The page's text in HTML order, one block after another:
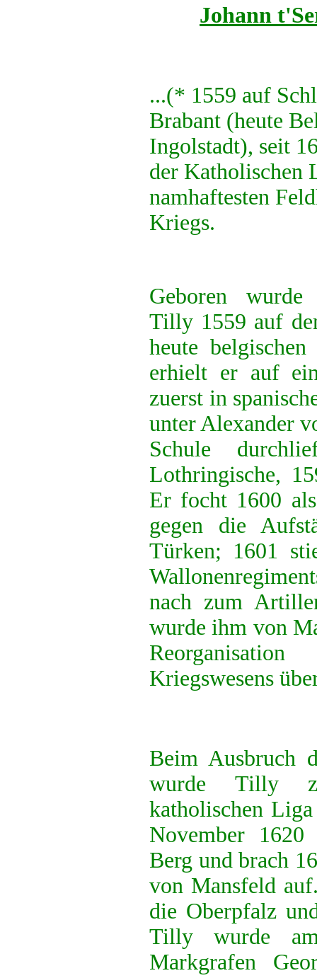
Johann
...(* 1559 auf
Brabant (heute
Ingolstadt), seit
der Katholischen
namhaftesten
Kriegs.
Geboren wurde
Tilly 1559 auf
heute
erhielt er auf
zuerst in
unter Alexander
Schule
Lothringische,
Er focht 1600
gegen die
Türken; 1601
nach zum
wurde ihm von
Kriegswesens
Beim Ausbruch
wurde Tilly
katholischen
November
Berg und brach
von Mansfeld
die Oberpfalz
Tilly wurde
Markgrafen